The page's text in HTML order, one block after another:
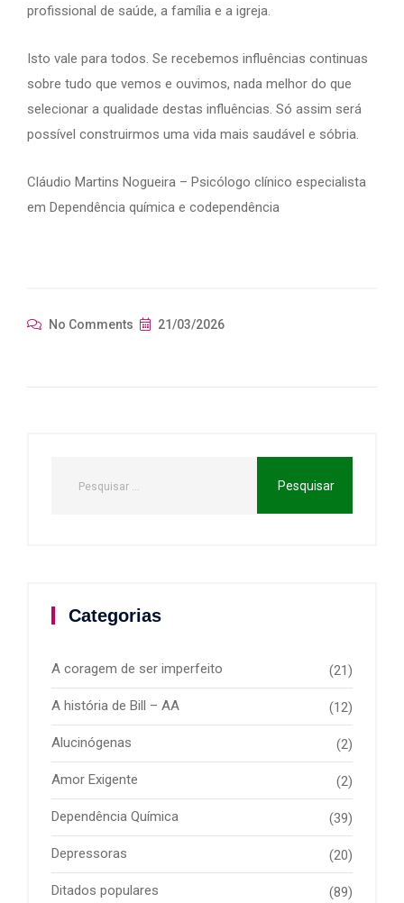
profissional de saúde, a família e a igreja.
Isto vale para todos. Se recebemos influências continuas
sobre tudo que vemos e ouvimos, nada melhor do que
selecionar a qualidade destas influências. Só assim será
possível construirmos uma vida mais saudável e sóbria.
Cláudio Martins Nogueira – Psicólogo clínico especialista
em Dependência química e codependência
No Comments 21/03/2026
Categorias
A coragem de ser imperfeito (21)
A história de Bill – AA (12)
Alucinógenas (2)
Amor Exigente (2)
Dependência Química (39)
Depressoras (20)
Ditados populares (89)